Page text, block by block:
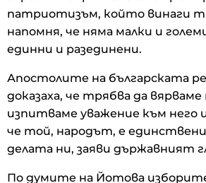
патриотизъм, който винаги
напомня, че няма малки и
единни и разединени.
Апостолите на българската
доказаха, че трябва да вярваме
изпитваме уважение към него
че той, народът, е
делата ни, заяви държавният
По думите на Йотова